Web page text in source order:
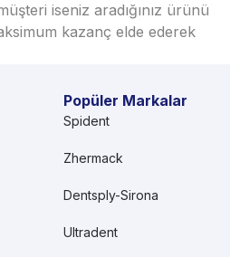
iseniz aradığınız ürünü
kazanç elde ederek
Popüler Markalar
Spident
Zhermack
Dentsply-Sirona
Ultradent